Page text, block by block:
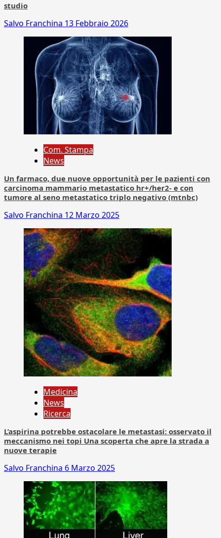
studio
Salvo Franchina 13 Febbraio 2026
Com. Stampa
News
Un farmaco, due nuove opportunità per le pazienti con
carcinoma mammario metastatico hr+/her2- e con
tumore al seno metastatico triplo negativo (mtnbc)
Salvo Franchina 12 Marzo 2025
Medicina
News
Ricerca
L’aspirina potrebbe ostacolare le metastasi: osservato il
meccanismo nei topi Una scoperta che apre la strada a
nuove terapie
Salvo Franchina 6 Marzo 2025